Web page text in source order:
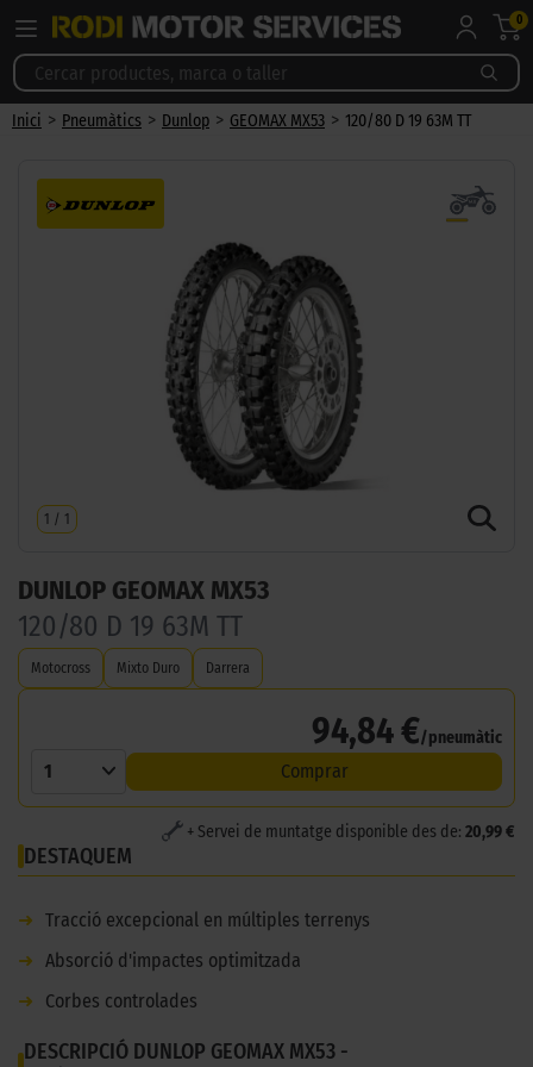
0
Inici > Pneumàtics > Dunlop > GEOMAX MX53 > 120/80 D 19 63M TT
1 / 1
DUNLOP GEOMAX MX53
120/80 D 19 63M TT
Motocross Mixto Duro Darrera
94,84 €/pneumàtic
1 Comprar
+ Servei de muntatge disponible des de: 20,99 €
DESTAQUEM
➜ Tracció excepcional en múltiples terrenys
➜
Absorció d'impactes optimitzada
➜
Corbes controlades
DESCRIPCIÓ DUNLOP GEOMAX MX53 -